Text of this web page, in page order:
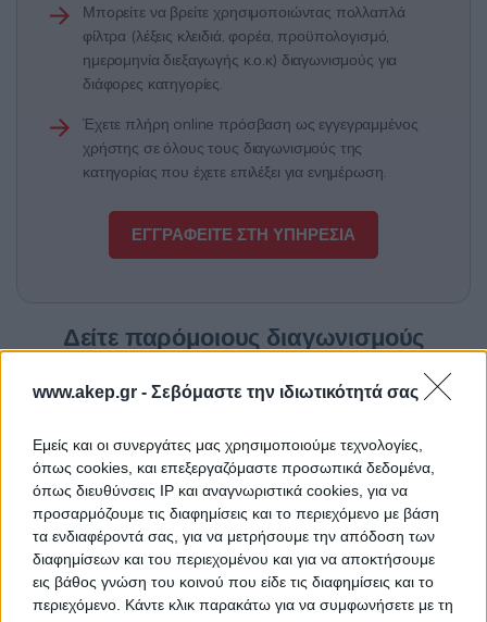
www.akep.gr - Σεβόμαστε την ιδιωτικότητά σας
Εμείς και οι συνεργάτες μας χρησιμοποιούμε τεχνολογίες,
όπως cookies, και επεξεργαζόμαστε προσωπικά δεδομένα,
όπως διευθύνσεις IP και αναγνωριστικά cookies, για να
προσαρμόζουμε τις διαφημίσεις και το περιεχόμενο με βάση
τα ενδιαφέροντά σας, για να μετρήσουμε την απόδοση των
διαφημίσεων και του περιεχομένου και για να αποκτήσουμε
εις βάθος γνώση του κοινού που είδε τις διαφημίσεις και το
περιεχόμενο. Κάντε κλικ παρακάτω για να συμφωνήσετε με τη
Μπορείτε να βρείτε χρησιμοποιώντας πολλαπλά
φίλτρα (λέξεις κλειδιά, φορέα, προϋπολογισμό,
ημερομηνία διεξαγωγής κ.ο.κ) διαγωνισμούς για
διάφορες κατηγορίες.
Έχετε πλήρη online πρόσβαση ως εγγεγραμμένος
χρήστης σε όλους τους διαγωνισμούς της
κατηγορίας που έχετε επιλέξει για ενημέρωση.
ΕΓΓΡΑΦΕΙΤΕ ΣΤΗ ΥΠΗΡΕΣΙΑ
Δείτε παρόμοιους διαγωνισμούς
Προμήθεια φορτιστή
ΤΙΤΛΟΣ Προμήθεια αντιδραστηρίων
ΤΙΤΛΟΣ
Προμήθεια 15 μηχανών
αιμοκάθαρσης